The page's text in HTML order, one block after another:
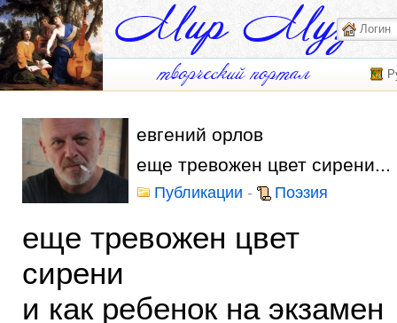
евгений орлов
еще тревожен цвет сирени...
Публикации - Поэзия
еще тревожен цвет
сирени
и как ребенок на экзамен